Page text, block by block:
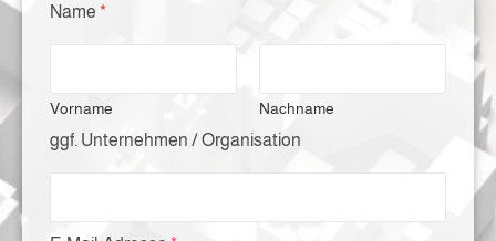
Name *
Vorname Nachname
ggf. Unternehmen / Organisation